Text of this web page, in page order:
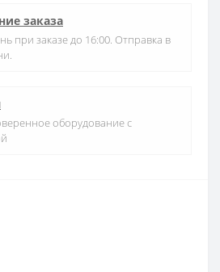
заказа
при заказе до 16:00. Отправка в
оборудование с